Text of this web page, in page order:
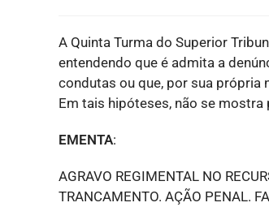
A Quinta Turma do Superior
entendendo que é admita a
condutas ou que, por sua própria
Em tais hipóteses, não se
EMENTA:
AGRAVO REGIMENTAL NO
TRANCAMENTO. AÇÃO PENAL.